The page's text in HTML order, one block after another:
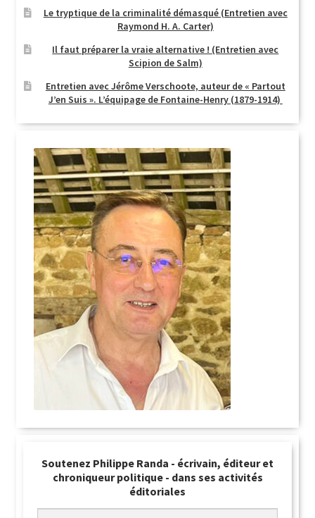
Le tryptique de la criminalité démasqué (Entretien avec
Raymond H. A. Carter)
Il faut préparer la vraie alternative ! (Entretien avec
Scipion de Salm)
Entretien avec Jérôme Verschoote, auteur de « Partout
J’en Suis ». L’équipage de Fontaine-Henry (1879-1914)
Soutenez Philippe Randa - écrivain, éditeur et
chroniqueur politique - dans ses activités
éditoriales